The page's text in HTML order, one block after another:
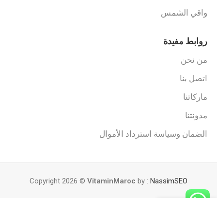
واقي الشمس
روابط مفيدة
من نحن
اتصل بنا
ماركاتنا
مدونتنا
الضمان وسياسة استرداد الأموال
Copyright 2026 © VitaminMaroc by : NassimSEO